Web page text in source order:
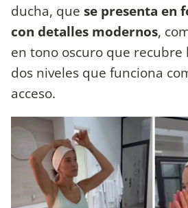
ducha, que se presenta en
con detalles modernos,
en tono oscuro que
dos niveles que funciona
acceso.